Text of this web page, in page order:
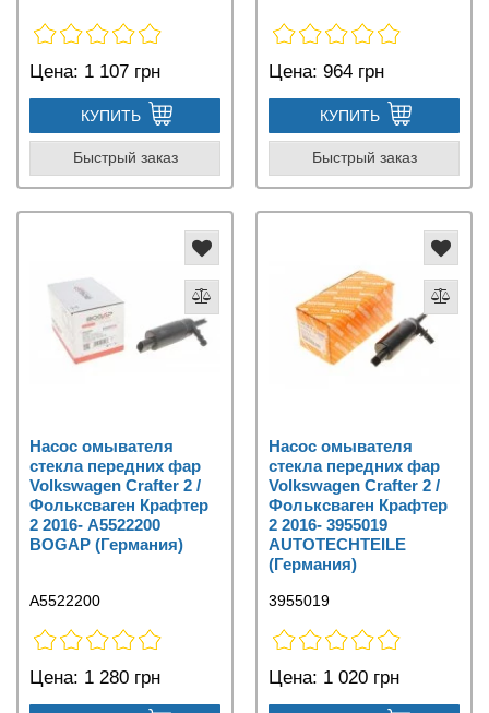
Цена: 1 107 грн
КУПИТЬ
Быстрый заказ
Цена: 964 грн
КУПИТЬ
Быстрый заказ
Насос омывателя
стекла передних фар
Volkswagen Crafter 2 /
Фольксваген Крафтер
2 2016- A5522200
BOGAP (Германия)
A5522200
Цена: 1 280 грн
Насос омывателя
стекла передних фар
Volkswagen Crafter 2 /
Фольксваген Крафтер
2 2016- 3955019
AUTOTECHTEILE
(Германия)
3955019
Цена: 1 020 грн